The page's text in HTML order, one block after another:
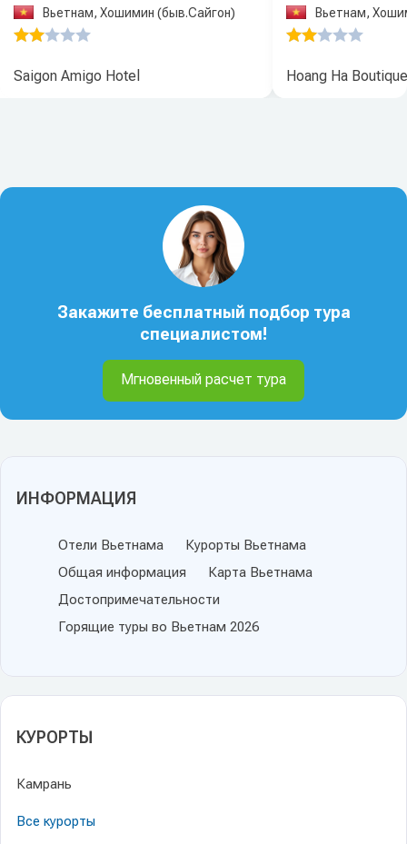
ИНФОРМАЦИЯ
Отели Вьетнама
Курорты Вьетнама
Общая информация
Карта Вьетнама
Достопримечательности
Горящие туры во Вьетнам 2026
КУРОРТЫ
Камрань
Все курорты
Вьетнам, Хошимин (быв.Сайгон)
Saigon Amigo Hotel
Вьетнам,
Hoang Ha
Закажите бесплатный подбор тура
специалистом!
Мгновенный расчет тура